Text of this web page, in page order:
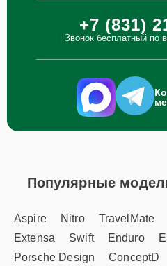
+7 (831)
Звонок бесплатный по
Популярные
Aspire Nitro TravelMate
Extensa
Swift Enduro
Porsche Design
ConceptD